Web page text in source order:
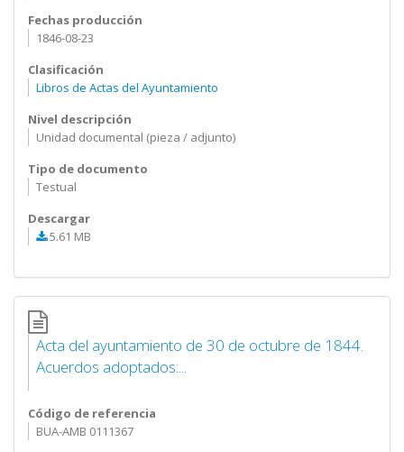
Fechas producción
1846-08-23
Clasificación
Libros de Actas del Ayuntamiento
Nivel descripción
Unidad documental (pieza / adjunto)
Tipo de documento
Testual
Descargar
5.61 MB
Acta del ayuntamiento de 30 de octubre de 1844.
Acuerdos adoptados:...
Código de referencia
BUA-AMB 0111367